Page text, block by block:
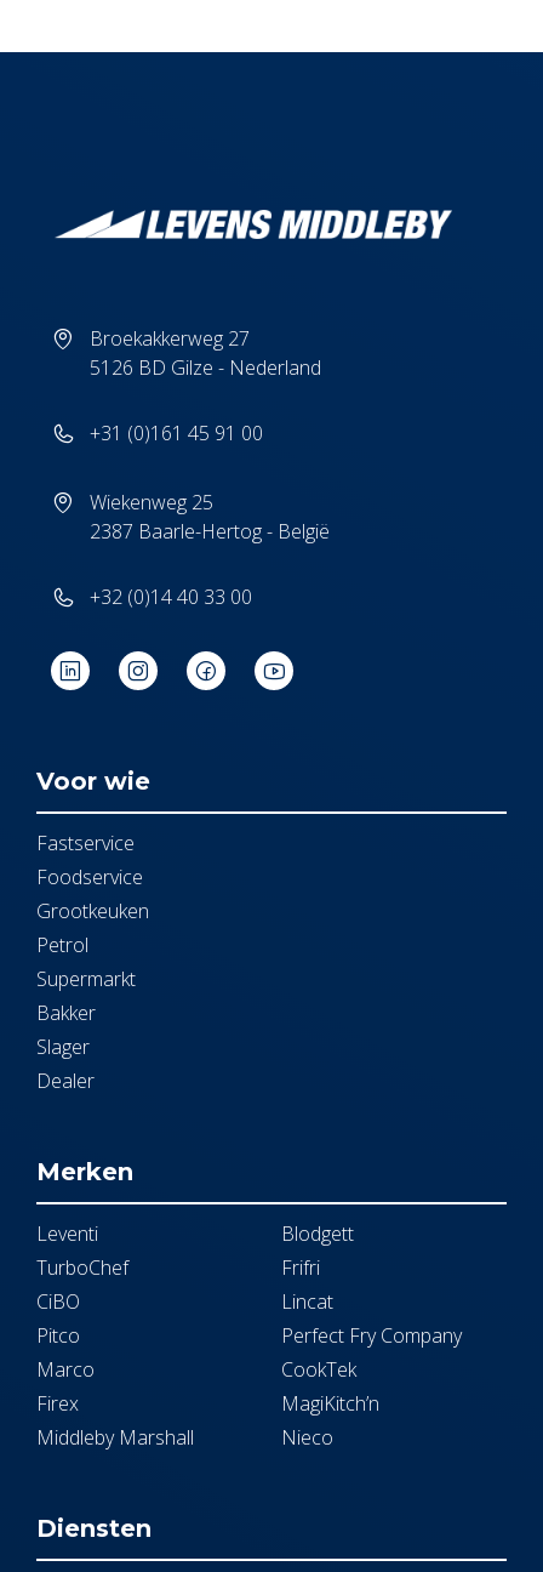
Broekakkerweg 27
5126 BD Gilze - Nederland
+31 (0)161 45 91 00
Wiekenweg 25
2387 Baarle-Hertog - België
+32 (0)14 40 33 00
Voor wie
Fastservice
Foodservice
Grootkeuken
Petrol
Supermarkt
Bakker
Slager
Dealer
Merken
Leventi
TurboChef
CiBO
Pitco
Marco
Firex
Middleby Marshall
Blodgett
Frifri
Lincat
Perfect Fry Company
CookTek
MagiKitch’n
Nieco
Diensten